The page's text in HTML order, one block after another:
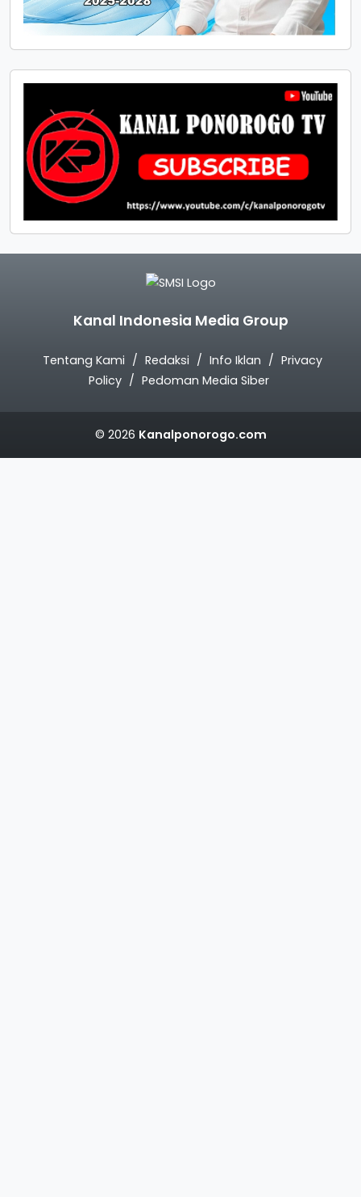
Kanal Indonesia Media Group
Tentang Kami Redaksi Info Iklan
Privacy
Policy
Pedoman Media Siber
© 2026 Kanalponorogo.com